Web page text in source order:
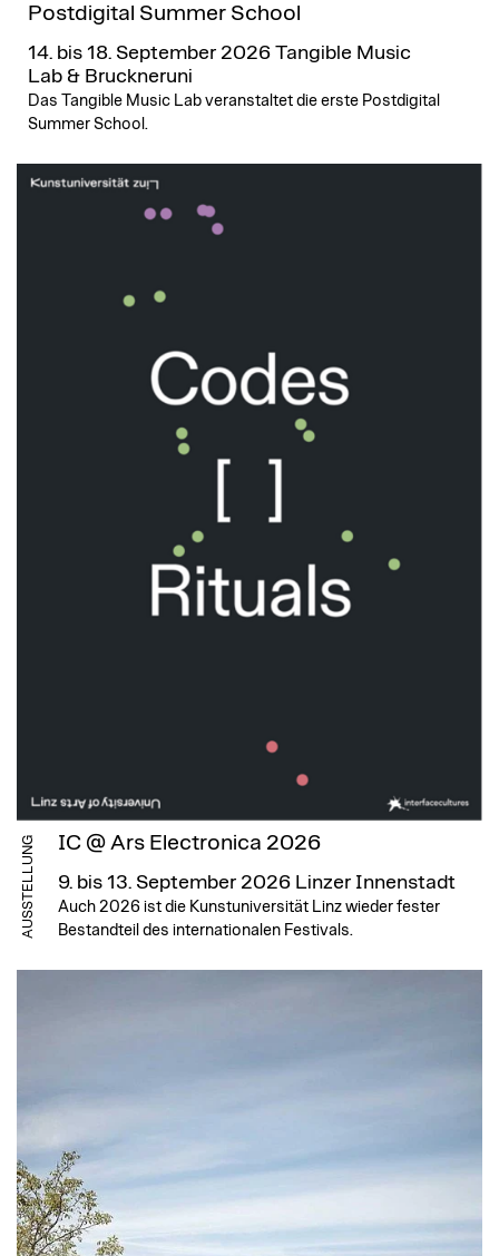
Postdigital Summer School
14. bis 18. September 2026 Tangible Music
Lab & Bruckneruni
Das Tangible Music Lab veranstaltet die erste Postdigital
Summer School.
AUSSTELLUNG IC @ Ars Electronica 2026
9. bis 13. September 2026 Linzer Innenstadt
Auch 2026 ist die Kunstuniversität Linz wieder fester
Bestandteil des internationalen Festivals.